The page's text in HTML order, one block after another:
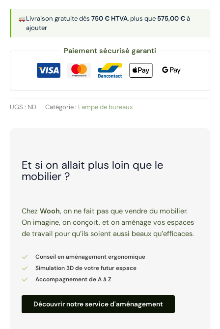
bureau
|
LITE
Paiement sécurisé garanti
UGS : ND Catégorie : Lampe de bureaux
Livraison gratuite dès750 € HTVA, plus que 575,00 €à
ajouter
Et si on allait plus loin que le
mobilier ?
Chez Wooh, on ne fait pas que vendre du mobilier.
On imagine, on conçoit, et on aménage vos espaces
de travail pour qu’ils soient aussi beaux qu’efficaces.
Conseil en aménagement ergonomique
Simulation 3D de votre futur espace
Accompagnement de A à Z
Découvrir notre service d'aménagement